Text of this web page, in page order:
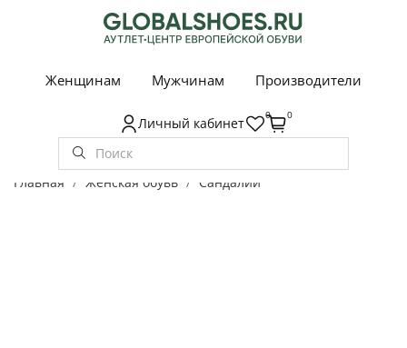
Женщинам Мужчинам Производители
Личный кабинет 0 0
Главная Женская обувь Сандалии